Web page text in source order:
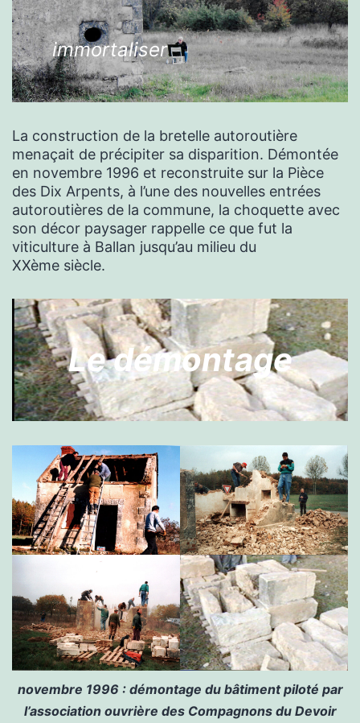
immortaliser
La construction de la bretelle autoroutière
menaçait de précipiter sa disparition. Démontée
en novembre 1996 et reconstruite sur la Pièce
des Dix Arpents, à l’une des nouvelles entrées
autoroutières de la commune, la choquette avec
son décor paysager rappelle ce que fut la
viticulture à Ballan jusqu’au milieu du
XXème siècle.
Le démontage
novembre 1996 : démontage du bâtiment piloté par
l’association ouvrière des Compagnons du Devoir